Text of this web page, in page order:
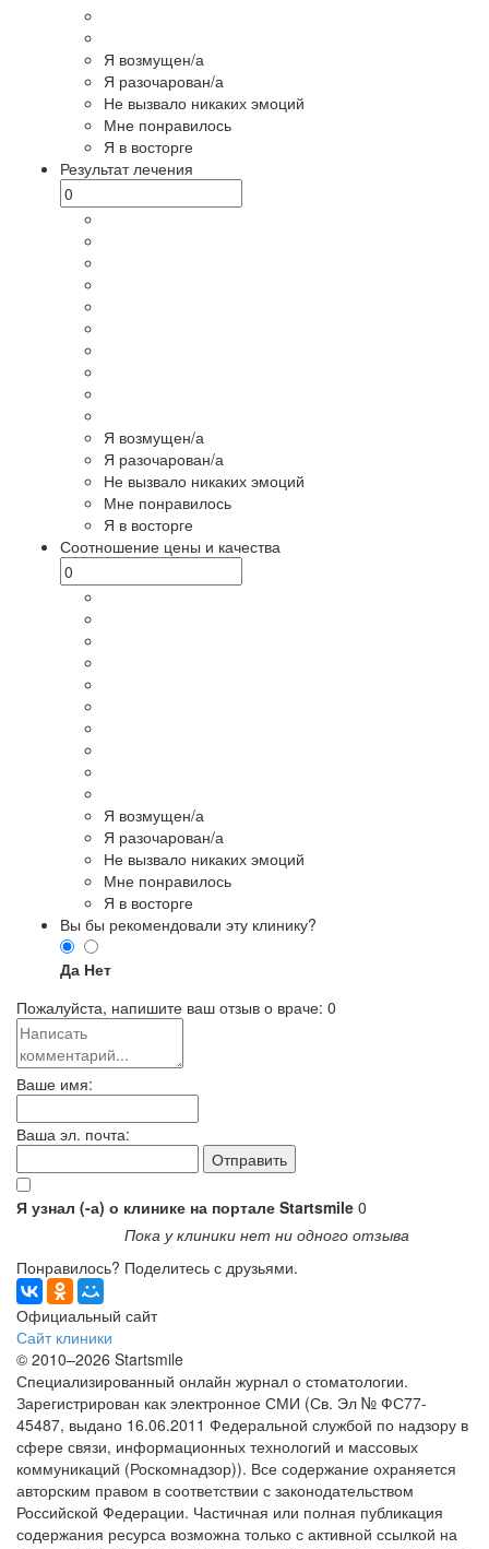
Я возмущен/а
Я разочарован/а
Не вызвало никаких эмоций
Мне понравилось
Я в восторге
Результат лечения
Я возмущен/а
Я разочарован/а
Не вызвало никаких эмоций
Мне понравилось
Я в восторге
Соотношение цены и качества
Я возмущен/а
Я разочарован/а
Не вызвало никаких эмоций
Мне понравилось
Я в восторге
Вы бы рекомендовали эту клинику?
Да Нет
Пожалуйста, напишите ваш отзыв о враче: 0
Ваше имя:
Ваша эл. почта:
Я узнал (-а) о клинике на портале Startsmile 0
Пока у клиники нет ни одного отзыва
Понравилось? Поделитесь с друзьями.
Официальный сайт
Сайт клиники
© 2010–2026 Startsmile
Специализированный онлайн журнал о стоматологии.
Зарегистрирован как электронное СМИ (Св. Эл № ФС77-
45487, выдано 16.06.2011 Федеральной службой по надзору в
сфере связи, информационных технологий и массовых
коммуникаций (Роскомнадзор)). Все содержание охраняется
авторским правом в соответствии с законодательством
Российской Федерации. Частичная или полная публикация
содержания ресурса возможна только с активной ссылкой на